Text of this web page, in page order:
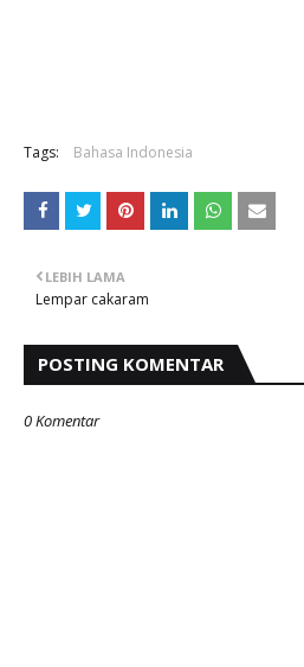
Tags: Bahasa Indonesia
LEBIH LAMA
Lempar cakaram
POSTING KOMENTAR
0 Komentar